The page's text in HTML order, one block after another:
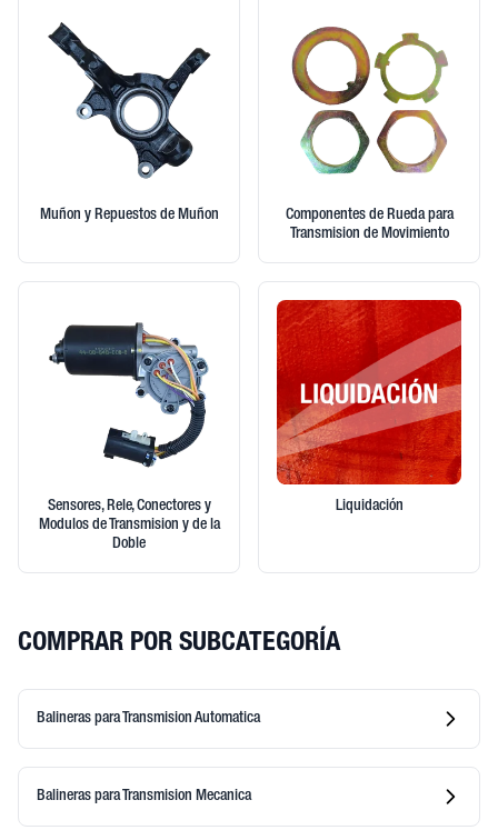
Muñon y Repuestos de Muñon
Componentes de Rueda para
Transmision de Movimiento
Sensores, Rele, Conectores y
Modulos de Transmision y de la
Doble
Liquidación
COMPRAR POR SUBCATEGORÍA
Balineras para Transmision Automatica
Balineras para Transmision Mecanica